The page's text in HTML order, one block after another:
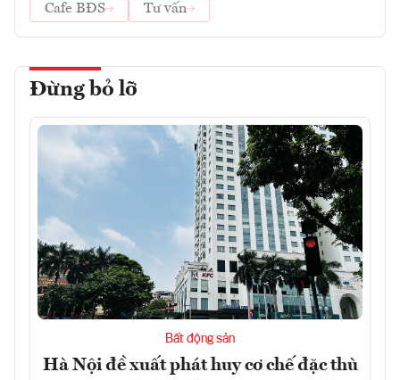
Cafe BĐS
Tư vấn
Đừng bỏ lỡ
Bất động sản
Hà Nội đề xuất phát huy cơ chế đặc thù